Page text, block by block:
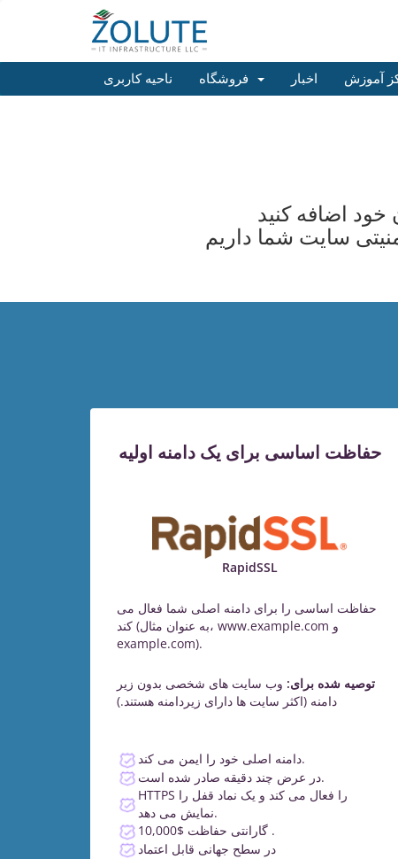
ناحیه کاربری اخبار آموزش
سایت شما داریم
حفاظت اساسی برای یک دامنه اولیه
RapidSSL
حفاظت اساسی را برای دامنه اصلی شما فعال می
کند (به عنوان مثال، www.example.com و
example.com).
توصیه شده برای: وب سایت های شخصی بدون زیر
دامنه (اکثر سایت ها دارای زیردامنه هستند.)
دامنه اصلی خود را ایمن می کند.
در عرض چند دقیقه صادر شده است.
HTTPS را فعال می کند و یک نماد قفل را
نمایش می دهد.
گارانتی حفاظت $10,000 .
در سطح جهانی قابل اعتماد